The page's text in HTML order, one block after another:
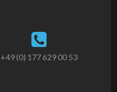
+49 (0) 177 629 00 53